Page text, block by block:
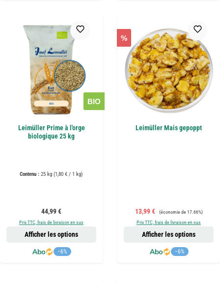
BIO
Leimüller Prime à l'orge
biologique 25 kg
Contenu : 25 kg (1,80 € / 1 kg)
Prix régulier :
44,99 €
Prix TTC, frais de livraison en sus
−6%
Afficher les options
%
Leimüller Mais gepoppt
Prix de vente :
13,99 € Prix régulier :
(économie de 17.66%)
Prix TTC, frais de livraison en sus
−6%
Afficher les options